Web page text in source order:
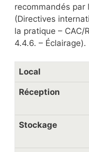
recommandés par
(Directives
la pratique – CAC/
4.4.6. – Éclairage).
Local
Réception
Stockage